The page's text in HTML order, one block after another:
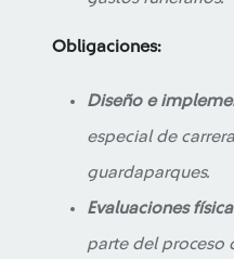
Obligaciones:
Diseño e
especial de
guardaparques.
Evaluaciones
parte del proceso